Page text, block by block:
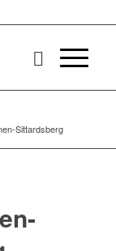
Sittardsberg